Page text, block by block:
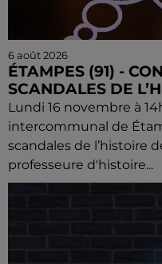
6 août 2026
ÉTAMPES (91) -
SCANDALES DE
Lundi 16 novembre à
intercommunal de
scandales de l’histoire
professeure d'histoire...